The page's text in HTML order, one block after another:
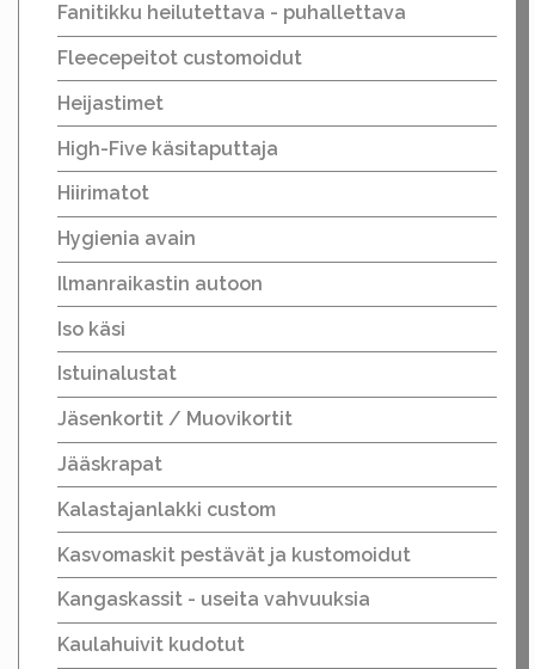
Fanitikku heilutettava - puhallettava
Fleecepeitot customoidut
Heijastimet
High-Five käsitaputtaja
Hiirimatot
Hygienia avain
Ilmanraikastin autoon
Iso käsi
Istuinalustat
Jäsenkortit / Muovikortit
Jääskrapat
Kalastajanlakki custom
Kasvomaskit pestävät ja kustomoidut
Kangaskassit - useita vahvuuksia
Kaulahuivit kudotut